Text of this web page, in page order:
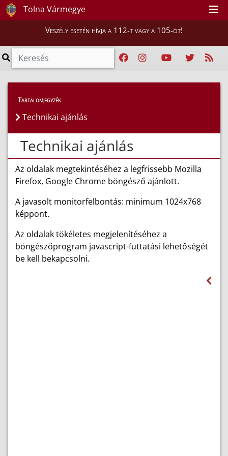
Tolna Vármegye
Veszély esetén hívja a 112-t vagy a 105-öt!
Tartalomjegyzék
Technikai ajánlás
Technikai ajánlás
Az oldalak megtekintéséhez a legfrissebb Mozilla
Firefox, Google Chrome böngésző ajánlott.
A javasolt monitorfelbontás: minimum 1024x768
képpont.
Az oldalak tökéletes megjelenítéséhez a
böngészőprogram javascript-futtatási lehetőségét
be kell bekapcsolni.